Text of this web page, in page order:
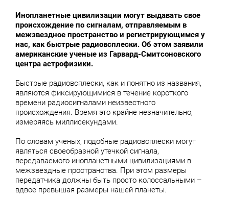
Инопланетные цивилизации могут выдавать свое
происхождение по сигналам, отправляемым в
межзвездное пространство и регистрирующимся у
нас, как быстрые радиовсплески. Об этом заявили
американские ученые из Гарвард-Смитсоновского
центра астрофизики.
Быстрые радиовсплески, как и понятно из названия,
являются фиксирующимися в течение короткого
времени радиосигналами неизвестного
происхождения. Время это крайне незначительно,
измеряясь миллисекундами.
По словам ученых, подобные радиовсплески могут
являться своеобразной утечкой сигнала,
передаваемого инопланетными цивилизациями в
межзвездные пространства. При этом размеры
передатчика должны быть просто колоссальными –
вдвое превышая размеры нашей планеты.